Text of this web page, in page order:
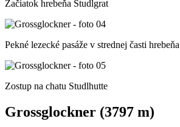
Začiatok hrebeňa Studlgrat
Pekné lezecké pasáže v strednej časti hrebeňa
Zostup na chatu Studlhutte
Grossglockner (3797 m)